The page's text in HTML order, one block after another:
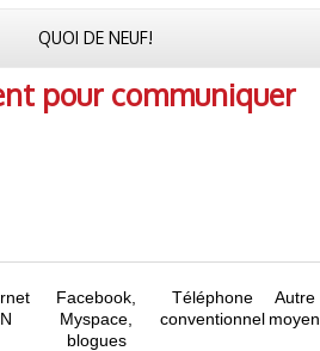
QUOI DE NEUF!
pour communiquer
Facebook,
Myspace,
blogues
Téléphone
conventionnel
Autre
moyen